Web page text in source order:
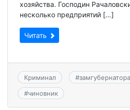
хозяйства. Господин
несколько предприятий […]
Читать
Криминал #замгубернатора
#чиновник